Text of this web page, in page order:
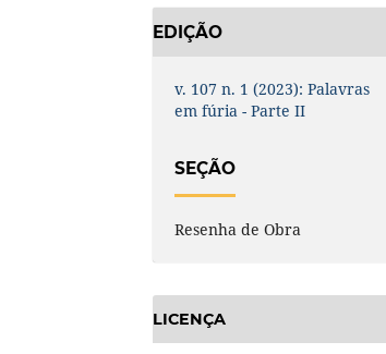
EDIÇÃO
v. 107 n. 1 (2023): Palavras
em fúria - Parte II
SEÇÃO
Resenha de Obra
LICENÇA